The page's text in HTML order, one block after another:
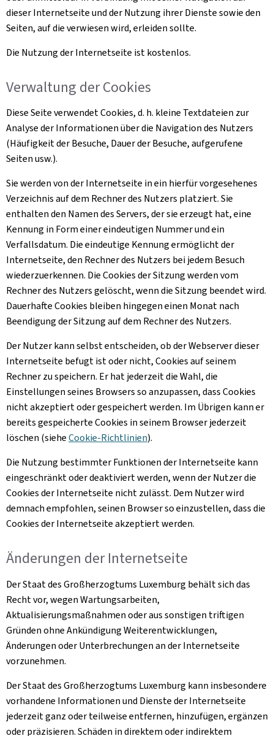
dieser Internetseite und der Nutzung ihrer Dienste sowie den
Seiten, auf die verwiesen wird, erleiden sollte.
Die Nutzung der Internetseite ist kostenlos.
Verwaltung derCookies
Diese Seite verwendetCookies, d. h. kleine Textdateien zur
Analyse der Informationen über die Navigation des Nutzers
(Häufigkeit der Besuche, Dauer der Besuche, aufgerufene
Seiten usw.).
Sie werden von der Internetseite in ein hierfür vorgesehenes
Verzeichnis auf dem Rechner des Nutzers platziert. Sie
enthalten den Namen des Servers, der sie erzeugt hat, eine
Kennung in Form einer eindeutigen Nummer und ein
Verfallsdatum. Die eindeutige Kennung ermöglicht der
Internetseite, den Rechner des Nutzers bei jedem Besuch
wiederzuerkennen. DieCookiesder Sitzung werden vom
Rechner des Nutzers gelöscht, wenn die Sitzung beendet wird.
DauerhafteCookies bleiben hingegen einen Monat nach
Beendigung der Sitzung auf dem Rechner des Nutzers.
Der Nutzer kann selbst entscheiden, ob der Webserver dieser
Internetseite befugt ist oder nicht, Cookies auf seinem
Rechner zu speichern. Er hat jederzeit die Wahl, die
Einstellungen seines Browsers so anzupassen, dassCookies
nicht akzeptiert oder gespeichert werden. Im Übrigen kann er
bereits gespeicherteCookies in seinem Browser jederzeit
löschen (sieheCookie-Richtlinien).
Die Nutzung bestimmter Funktionen der Internetseite kann
eingeschränkt oder deaktiviert werden, wenn der Nutzer die
Cookiesder Internetseite nicht zulässt. Dem Nutzer wird
demnach empfohlen, seinen Browser so einzustellen, dass die
Cookiesder Internetseite akzeptiert werden.
Änderungen der Internetseite
Der Staat des Großherzogtums Luxemburg behält sich das
Recht vor, wegen Wartungsarbeiten,
Aktualisierungsmaßnahmen oder aus sonstigen triftigen
Gründen ohne Ankündigung Weiterentwicklungen,
Änderungen oder Unterbrechungen an der Internetseite
vorzunehmen.
Der Staat des Großherzogtums Luxemburg kann insbesondere
vorhandene Informationen und Dienste der Internetseite
jederzeit ganz oder teilweise entfernen, hinzufügen, ergänzen
oder präzisieren. Schäden in direktem oder indirektem